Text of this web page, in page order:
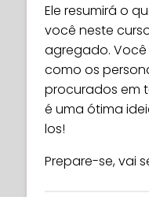
Ele resumirá o
você neste
agregado.
como os
procurados em
é uma ótima
los!
Prepare-se, vai